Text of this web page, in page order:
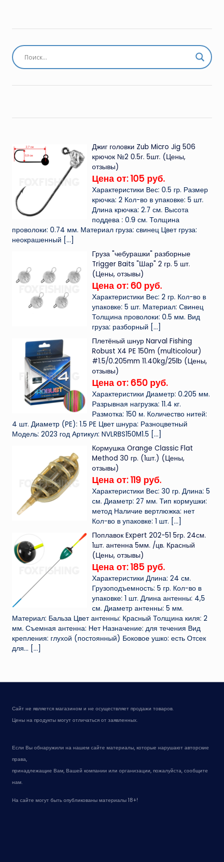
Джиг головки Zub Micro Jig 506
крючок №2 0.5г. 5шт. (Цены,
отзывы)
Цена от: 105 руб.
Характеристики Вес: 0.5 гр. Размер
крючка: 2 Кол-во в упаковке: 5 шт.
Длина крючка: 2.7 см. Высота
поддева : 0.9 см. Толщина
проволоки: 0.74 мм. Материал груза: свинец Цвет груза:
неокрашенный […]
Груза "чебурашки" разборные
Trigger Baits "Шар" 2 гр. 5 шт.
(Цены, отзывы)
Цена от: 60 руб.
Характеристики Вес: 2 гр. Кол-во в
упаковке: 5 шт. Материал: Свинец
Толщина проволоки: 0.5 мм. Вид
груза: разборный […]
Плетёный шнур Narval Fishing
Robust X4 PE 150m (multicolour)
#1.5/0.205mm 11.40kg/25lb (Цены,
отзывы)
Цена от: 650 руб.
Характеристики Диаметр: 0.205 мм.
Разрывная нагрузка: 11.4 кг.
Размотка: 150 м. Количество нитей:
4 шт. Диаметр (PE): 1.5 PE Цвет шнура: Разноцветный
Модель: 2023 год Артикул: NVLRBS150M1.5 […]
Кормушка Orange Classic Flat
Method 30 гр. (1шт.) (Цены,
отзывы)
Цена от: 119 руб.
Характеристики Вес: 30 гр. Длина: 5
см. Диаметр: 27 мм. Тип кормушки:
метод Наличие вертлюжка: нет
Кол-во в упаковке: 1 шт. […]
Поплавок Expert 202-51 5гр. 24см.
1шт. антенна 5мм. /цв. Красный
(Цены, отзывы)
Цена от: 185 руб.
Характеристики Длина: 24 см.
Грузоподъемность: 5 гр. Кол-во в
упаковке: 1 шт. Длина антенны: 4,5
см. Диаметр антенны: 5 мм.
Материал: Бальза Цвет антенны: Красный Толщина киля: 2
мм. Съемная антенна: Нет Назначение: для течения Вид
крепления: глухой (постоянный) Боковое ушко: есть Отсек
для... […]
Сайт не является магазином и не осуществляет продажи товаров.
Цены на продукты могут отличаться от заявленных.
Если Вы обнаружили на нашем сайте материалы, которые нарушают авторские
права,
принадлежащие Вам, Вашей компании или организации, пожалуйста, сообщите
нам.
На сайте могут быть опубликованы материалы 18+!